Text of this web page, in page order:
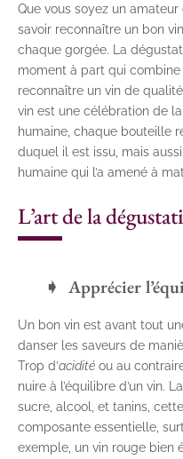
Que vous soyez un
savoir reconnaître un bon
chaque gorgée. La
moment à part qui
reconnaître un vin de
vin est une célébration de
humaine, chaque bouteille
duquel il est issu, mais
humaine qui l’a amené à
L’art de la
Apprécier
Un bon vin est avant tout
danser les saveurs de
Trop d’acidité ou au
nuire à l’équilibre d’un vin.
sucre, alcool, et tanins,
composante essentielle,
exemple, un vin rouge bien